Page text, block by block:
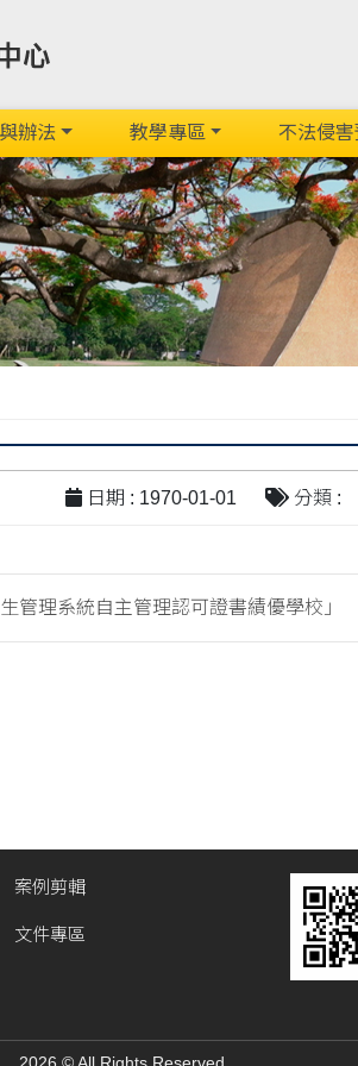
辦法 教學專區 不法侵
日期 : 1970-01-01 分類 :
管理系統自主管理認可證書績優學校」
案例剪輯
文件專區